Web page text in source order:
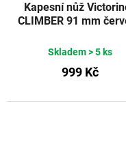
Kapesní nůž
CLIMBER 91 mm
Skladem> 5 ks
999 Kč